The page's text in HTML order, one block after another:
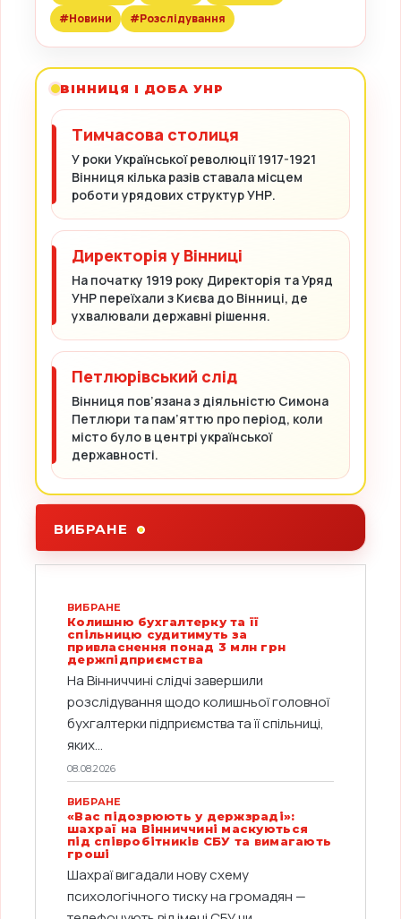
#Новини
#Розслідування
ВІННИЦЯ І ДОБА УНР
Тимчасова столиця
У роки Української революції 1917-1921
Вінниця кілька разів ставала місцем
роботи урядових структур УНР.
Директорія у Вінниці
На початку 1919 року Директорія та Уряд
УНР переїхали з Києва до Вінниці, де
ухвалювали державні рішення.
Петлюрівський слід
Вінниця пов’язана з діяльністю Симона
Петлюри та пам’яттю про період, коли
місто було в центрі української
державності.
ВИБРАНЕ
ВИБРАНЕ
Колишню бухгалтерку та її
спільницю судитимуть за
привласнення понад 3 млн грн
держпідприємства
На Вінниччині слідчі завершили
розслідування щодо колишньої головної
бухгалтерки підприємства та її спільниці,
яких...
08.08.2026
ВИБРАНЕ
«Вас підозрюють у держзраді»:
шахраї на Вінниччині маскуються
під співробітників СБУ та вимагають
гроші
Шахраї вигадали нову схему
психологічного тиску на громадян —